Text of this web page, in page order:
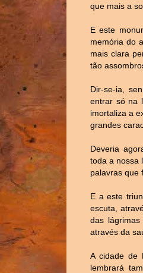
que mais a
E este
memória do
mais clara
tão
Dir-se-ia,
entrar só na
imortaliza a
grandes
Deveria
toda a nossa
palavras que
E a este
escuta,
das
através da
A cidade de
lembrará